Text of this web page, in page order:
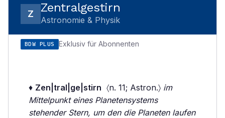
Z Zentralgestirn
Astronomie & Physik
BDW PLUS Exklusiv für Abonnenten
♦ Zen|tral|ge|stirn 〈n. 11; Astron.〉 im
Mittelpunkt eines Planetensystems
stehender Stern, um den die Planeten laufen